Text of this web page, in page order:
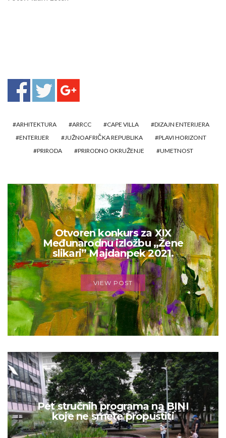
ARHITEKTURA ARRCC CAPE VILLA
DIZAJN ENTERIJERA
ENTERIJER
JUŽNOAFRIČKA REPUBLIKA
PLAVI HORIZONT
PRIRODA
PRIRODNO OKRUŽENJE UMETNOST
Otvoren konkurs za XIX
Međunarodnu izložbu „Žene
slikari” Majdanpek 2021.
VIEW POST
Pet stručnih programa na BINI
koje ne smete propustiti